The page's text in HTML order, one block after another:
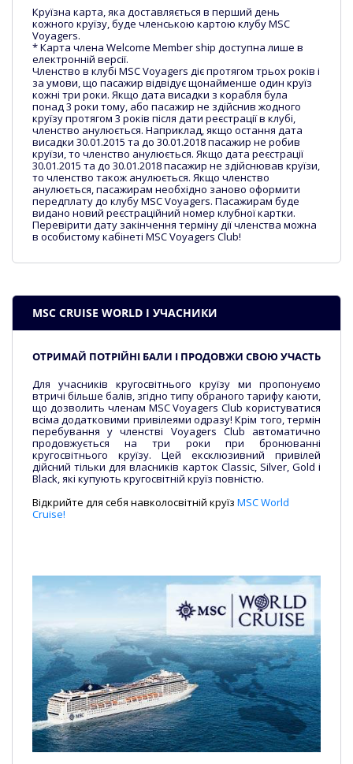
Круїзна карта, яка доставляється в перший день
кожного круїзу, буде членською картою клубу MSC
Voyagers.
* Карта члена Welcome Member ship доступна лише в
електронній версії.
Членство в клубі MSC Voyagers діє протягом трьох років і
за умови, що пасажир відвідує щонайменше один круїз
кожні три роки. Якщо дата висадки з корабля була
понад 3 роки тому, або пасажир не здійснив жодного
круїзу протягом 3 років після дати реєстрації в клубі,
членство анулюється. Наприклад, якщо остання дата
висадки 30.01.2015 та до 30.01.2018 пасажир не робив
круїзи, то членство анулюється. Якщо дата реєстрації
30.01.2015 та до 30.01.2018 пасажир не здійснював круїзи,
то членство також анулюється. Якщо членство
анулюється, пасажирам необхідно заново оформити
передплату до клубу MSC Voyagers. Пасажирам буде
видано новий реєстраційний номер клубної картки.
Перевірити дату закінчення терміну дії членства можна
в особистому кабінеті MSC Voyagers Club!
MSC CRUISE WORLD І УЧАСНИКИ
ОТРИМАЙ ПОТРІЙНІ БАЛИ І ПРОДОВЖИ СВОЮ УЧАСТЬ
Для учасників кругосвітнього круїзу ми пропонуємо
втричі більше балів, згідно типу обраного тарифу каюти,
що дозволить членам MSC Voyagers Club користуватися
всіма додатковими привілеями одразу! Крім того, термін
перебування у членстві Voyagers Club автоматично
продовжується на три роки при бронюванні
кругосвітнього круїзу. Цей ексклюзивний привілей
дійсний тільки для власників карток Classic, Silver, Gold і
Black, які купують кругосвітній круїз повністю.
Відкрийте для себя навколосвітній круїз MSC World
Cruise!